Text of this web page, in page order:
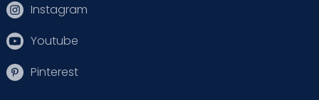
Instagram
Youtube
Pinterest